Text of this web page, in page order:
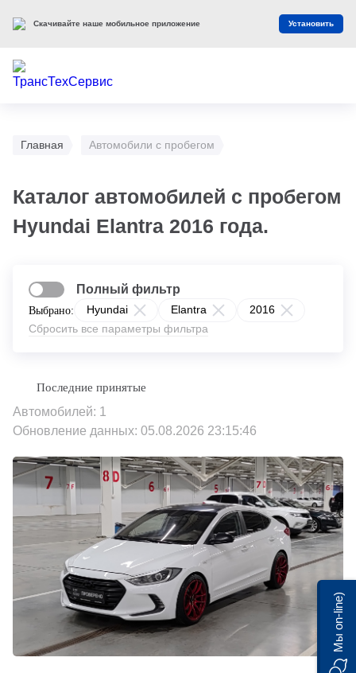
Главная Автомобили с пробегом
Каталог автомобилей с пробегом
Hyundai Elantra 2016 года.
Выбрано: Hyundai Elantra
2016
Сбросить все параметры фильтра
Полный фильтр
Автомобилей: 1
Обновление данных: 05.08.2026 23:15:46
Скачивайте наше мобильное приложение Установить
Мы on-line)